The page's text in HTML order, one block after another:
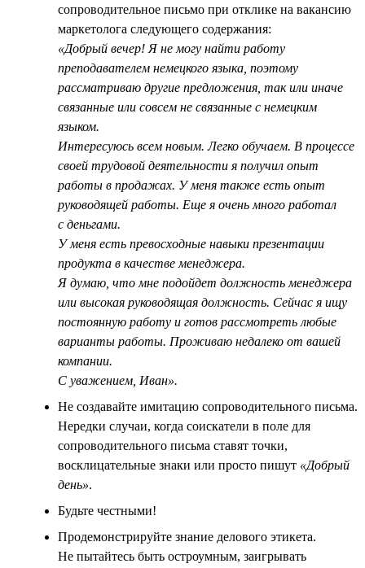
сопроводительное письмо при отклике на вакансию
маркетолога следующего содержания:
«Добрый вечер! Я не могу найти работу
преподавателем немецкого языка, поэтому
рассматриваю другие предложения, так или иначе
связанные или совсем не связанные с немецким
языком.
Интересуюсь всем новым. Легко обучаем. В процессе
своей трудовой деятельности я получил опыт
работы в продажах. У меня также есть опыт
руководящей работы. Еще я очень много работал
с деньгами.
У меня есть превосходные навыки презентации
продукта в качестве менеджера.
Я думаю, что мне подойдет должность менеджера
или высокая руководящая должность. Сейчас я ищу
постоянную работу и готов рассмотреть любые
варианты работы. Проживаю недалеко от вашей
компании.
С уважением, Иван».
Не создавайте имитацию сопроводительного письма.
Нередки случаи, когда соискатели в поле для
сопроводительного письма ставят точки,
восклицательные знаки или просто пишут «Добрый
день».
Будьте честными!
Продемонстрируйте знание делового этикета.
Не пытайтесь быть остроумным, заигрывать